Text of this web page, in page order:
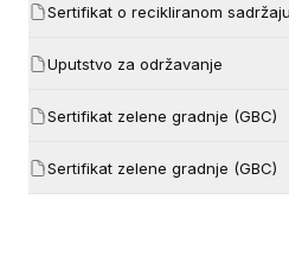
Sertifikat o recikliranom sadržaju
Uputstvo za održavanje
Sertifikat zelene gradnje (GBC)
Sertifikat zelene gradnje (GBC)